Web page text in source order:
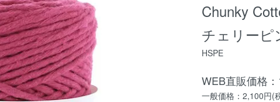
Chunky
チェリーピ
HSPE
WEB直販価格
一般価格：2,100円(